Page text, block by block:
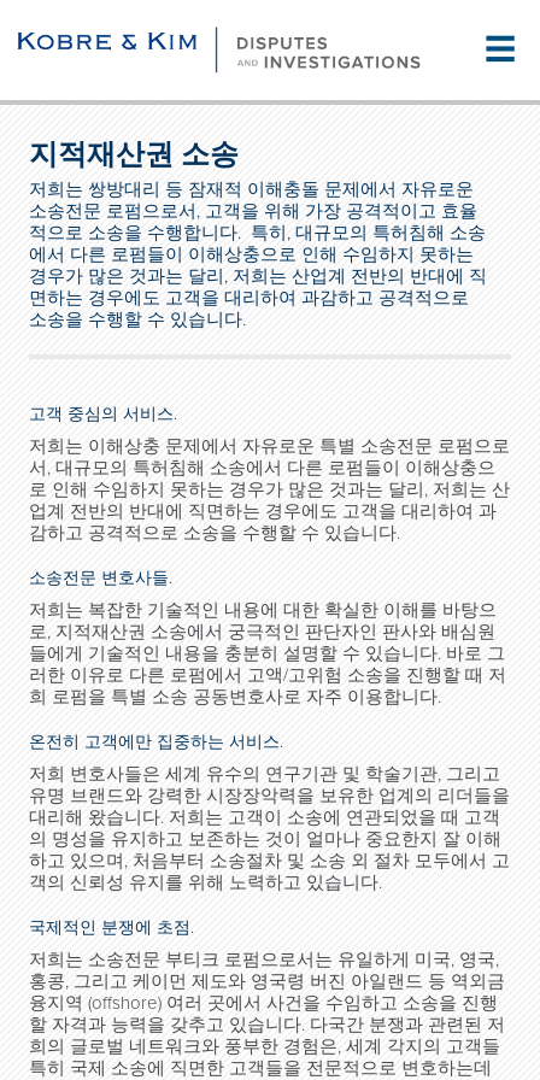
☰
지적재산권 소송
저희는 쌍방대리 등 잠재적 이해충돌 문제에서 자유로운
소송전문 로펌으로서, 고객을 위해 가장 공격적이고 효율
적으로 소송을 수행합니다. 특히, 대규모의 특허침해 소송
에서 다른 로펌들이 이해상충으로 인해 수임하지 못하는
경우가 많은 것과는 달리, 저희는 산업계 전반의 반대에 직
면하는 경우에도 고객을 대리하여 과감하고 공격적으로
소송을 수행할 수 있습니다.
고객 중심의 서비스.
저희는 이해상충 문제에서 자유로운 특별 소송전문 로펌으로
서, 대규모의 특허침해 소송에서 다른 로펌들이 이해상충으
로 인해 수임하지 못하는 경우가 많은 것과는 달리, 저희는 산
업계 전반의 반대에 직면하는 경우에도 고객을 대리하여 과
감하고 공격적으로 소송을 수행할 수 있습니다.
소송전문 변호사들.
저희는 복잡한 기술적인 내용에 대한 확실한 이해를 바탕으
로, 지적재산권 소송에서 궁극적인 판단자인 판사와 배심원
들에게 기술적인 내용을 충분히 설명할 수 있습니다. 바로 그
러한 이유로 다른 로펌에서 고액/고위험 소송을 진행할 때 저
희 로펌을 특별 소송 공동변호사로 자주 이용합니다.
온전히 고객에만 집중하는 서비스.
저희 변호사들은 세계 유수의 연구기관 및 학술기관, 그리고
유명 브랜드와 강력한 시장장악력을 보유한 업계의 리더들을
대리해 왔습니다. 저희는 고객이 소송에 연관되었을 때 고객
의 명성을 유지하고 보존하는 것이 얼마나 중요한지 잘 이해
하고 있으며, 처음부터 소송절차 및 소송 외 절차 모두에서 고
객의 신뢰성 유지를 위해 노력하고 있습니다.
국제적인 분쟁에 초점.
저희는 소송전문 부티크 로펌으로서는 유일하게 미국, 영국,
홍콩, 그리고 케이먼 제도와 영국령 버진 아일랜드 등 역외금
융지역 (offshore) 여러 곳에서 사건을 수임하고 소송을 진행
할 자격과 능력을 갖추고 있습니다. 다국간 분쟁과 관련된 저
희의 글로벌 네트워크와 풍부한 경험은, 세계 각지의 고객들
특히 국제 소송에 직면한 고객들을 전문적으로 변호하는데